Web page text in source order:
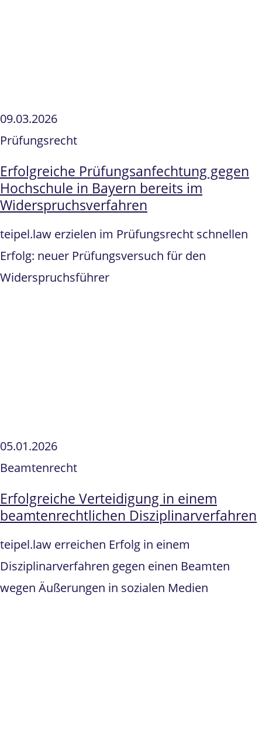
09.03.2026
Prüfungsrecht
Erfolgreiche Prüfungsanfechtung gegen
Hochschule in Bayern bereits im
Widerspruchsverfahren
teipel.law erzielen im Prüfungsrecht schnellen
Erfolg: neuer Prüfungsversuch für den
Widerspruchsführer
05.01.2026
Beamtenrecht
Erfolgreiche Verteidigung in einem
beamtenrechtlichen Disziplinarverfahren
teipel.law erreichen Erfolg in einem
Disziplinarverfahren gegen einen Beamten
wegen Äußerungen in sozialen Medien